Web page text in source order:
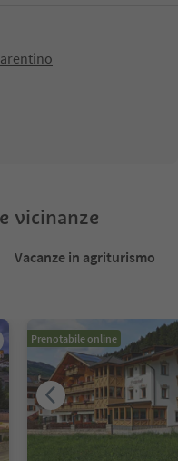
vicinanze
Vacanze in agriturismo
Prenotabile online